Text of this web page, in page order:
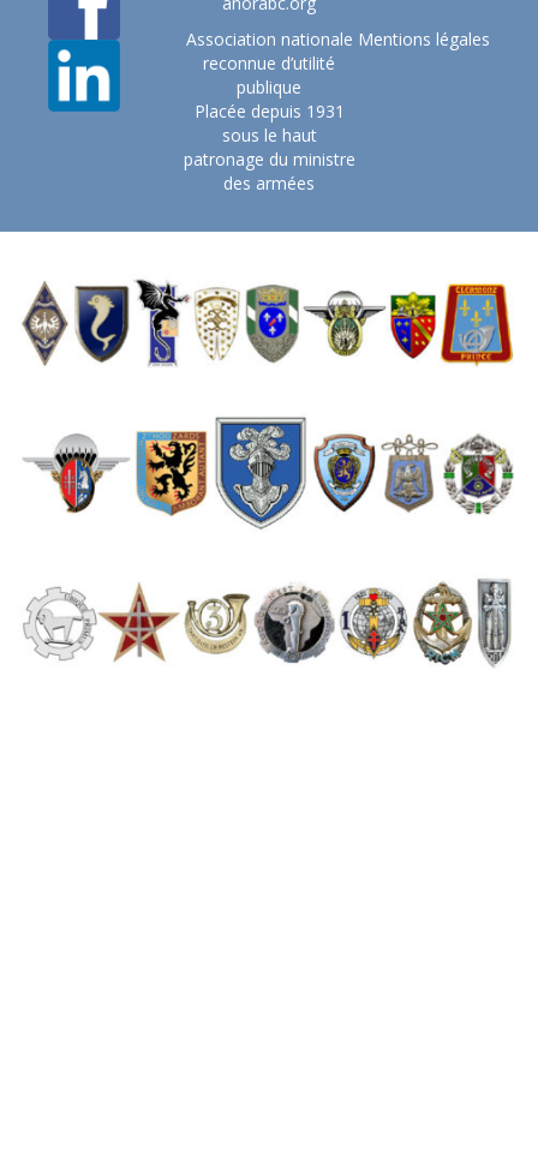
Association nationale
reconnue d’utilité
publique
Placée depuis 1931
sous le haut
patronage du ministre
des armées
Mentions légales